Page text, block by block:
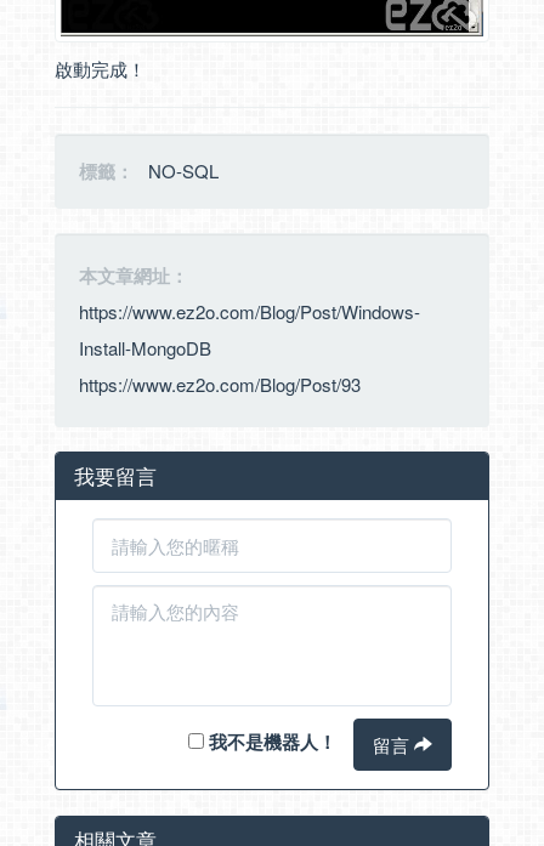
啟動完成！
標籤： NO-SQL
本文章網址：
https://www.ez2o.com/Blog/Post/Windows-
Install-MongoDB
https://www.ez2o.com/Blog/Post/93
我要留言
我不是機器人！ 留言
相關文章